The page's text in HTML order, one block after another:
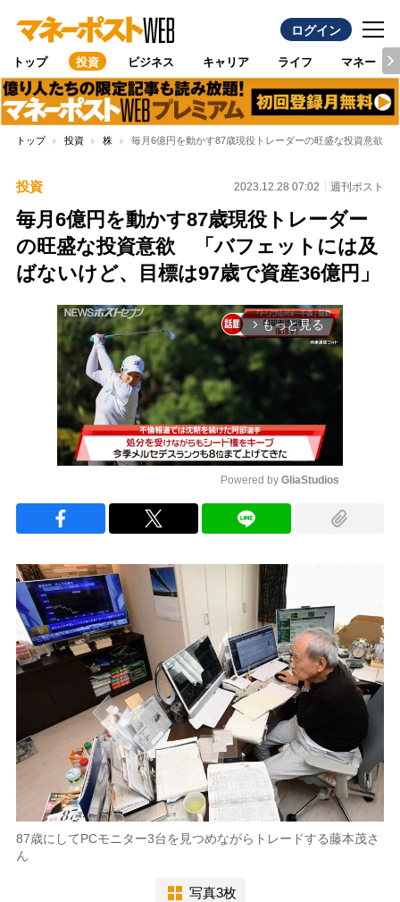
ログイン
トップ 投資 ビジネス キャリア ライフ マネー
トップ 投資 株 毎月6億円を動かす87歳現役トレーダーの旺盛な投資意欲
投資 2023.12.28 07:02 週刊ポスト
毎月6億円を動かす87歳現役トレーダー
の旺盛な投資意欲 「バフェットには及
ばないけど、目標は97歳で資産36億円」
arrow_forward_ios もっと見る
Powered by GliaStudios
87歳にしてPCモニター3台を見つめながらトレードする藤本茂さ
ん
写真3枚